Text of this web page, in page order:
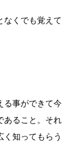
なくでも覚えて
る事ができて今
あること。それ
知ってもらう